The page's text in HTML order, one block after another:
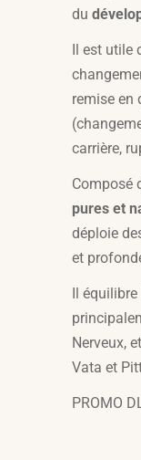
du
Il est utile
remise en
carrière,
Composé
pures et
déploie
et
Il équilibre
Nerveux,
Vata et
PROMO